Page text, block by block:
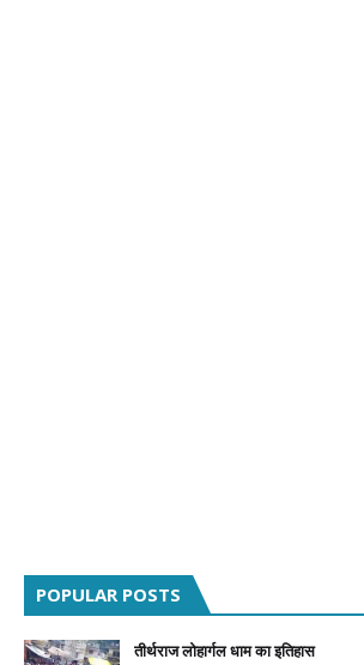
POPULAR POSTS
तीर्थराज लोहार्गल धाम का इतिहास